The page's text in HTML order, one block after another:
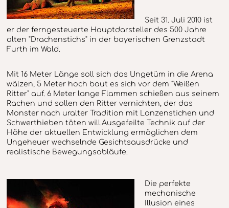
Seit 31. Juli 2010 ist
er der ferngesteuerte Hauptdarsteller des 500 Jahre
alten "Drachenstichs" in der bayerischen Grenzstadt
Furth im Wald.
Mit 16 Meter Länge soll sich das Ungetüm in die Arena
wälzen, 5 Meter hoch baut es sich vor dem "Weißen
Ritter" auf. 6 Meter lange Flammen schießen aus seinem
Rachen und sollen den Ritter vernichten, der das
Monster nach uralter Tradition mit Lanzenstichen und
Schwerthieben töten will.Ausgefeilte Technik auf der
Höhe der aktuellen Entwicklung ermöglichen dem
Ungeheuer wechselnde Gesichtsausdrücke und
realistische Bewegungsabläufe.
Die perfekte
mechanische
Illusion eines